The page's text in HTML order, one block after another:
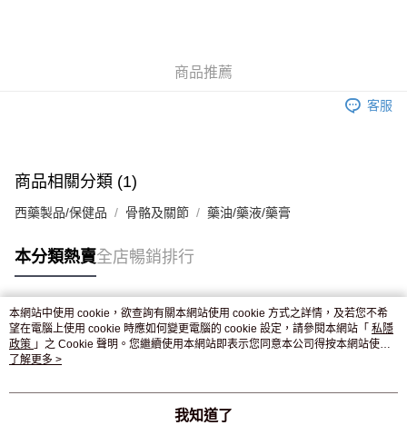
付款後門市自取，訂單確認後2-4個工作天到店，7天內取。逾期後
商品推薦
客服
商品相關分類 (1)
西藥製品/保健品 骨骼及關節 藥油/藥液/藥膏
本分類熱賣全店暢銷排行
熱門標籤
熱銷排行
本網站中使用 cookie，欲查詢有關本網站使用 cookie 方式之詳情，及若您不希
望在電腦上使用 cookie 時應如何變更電腦的 cookie 設定，請參閱本網站「 私隱
政策 」之 Cookie 聲明。您繼續使用本網站即表示您同意本公司得按本網站使用
條款之 Cookie 聲明使用 cookie。
了解更多 >
我知道了